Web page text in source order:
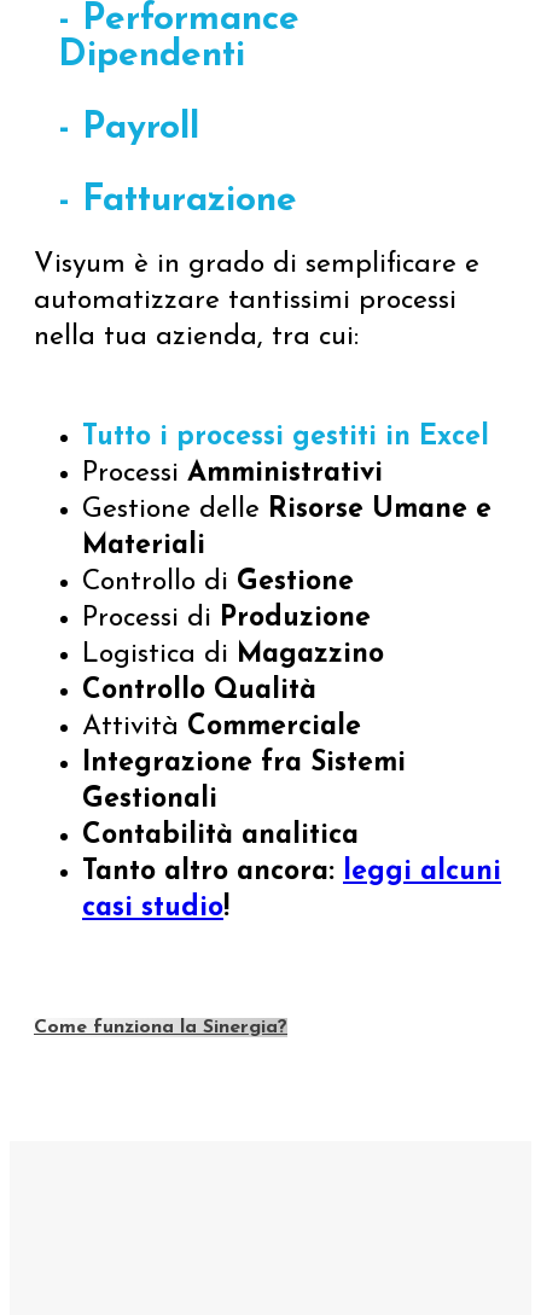
- Performance
Dipendenti
- Payroll
- Fatturazione
Visyum è in grado di semplificare e
automatizzare tantissimi processi
nella tua azienda, tra cui:
Tutto i processi gestiti in Excel
Processi Amministrativi
Gestione delle Risorse Umane e
Materiali
Controllo di Gestione
Processi di Produzione
Logistica di Magazzino
Controllo Qualità
Attività Commerciale
Integrazione fra Sistemi
Gestionali
Contabilità analitica
Tanto altro ancora: leggi alcuni
casi studio!
Come funziona la Sinergia?